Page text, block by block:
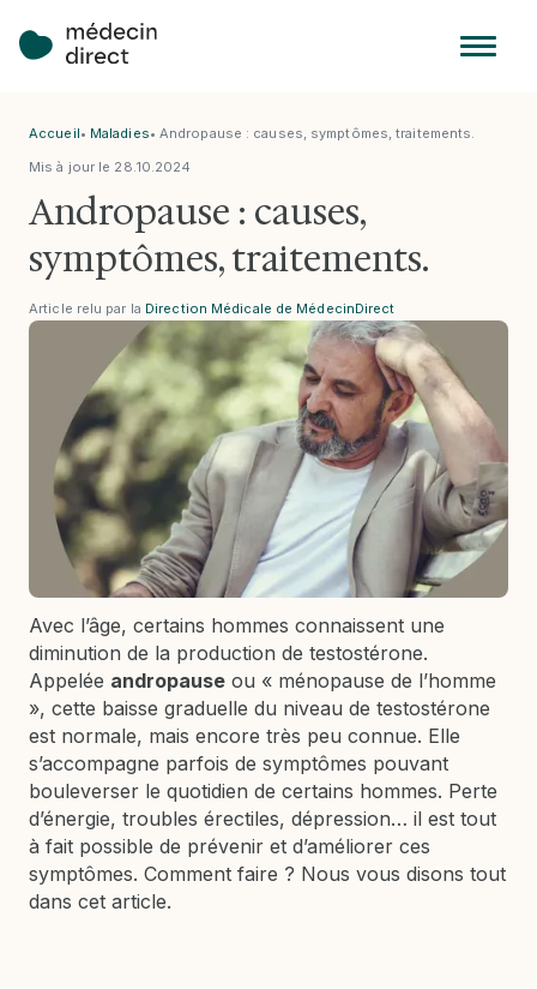
Accueil• Maladies• Andropause : causes, symptômes, traitements.
Andropause : causes,
symptômes, traitements.
Mis à jour le 28.10.2024
Article relu par la Direction Médicale de MédecinDirect
Avec l’âge, certains hommes connaissent une
diminution de la production de testostérone.
Appelée andropause ou « ménopause de l’homme
», cette baisse graduelle du niveau de testostérone
est normale, mais encore très peu connue. Elle
s’accompagne parfois de symptômes pouvant
bouleverser le quotidien de certains hommes. Perte
d’énergie, troubles érectiles, dépression… il est tout
à fait possible de prévenir et d’améliorer ces
symptômes. Comment faire ? Nous vous disons tout
dans cet article.